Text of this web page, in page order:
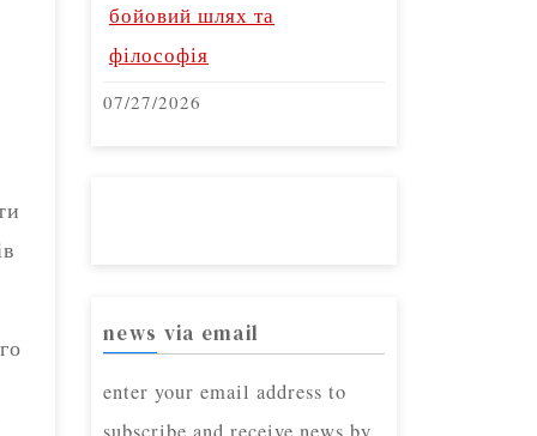
бойовий шлях та
філософія
07/27/2026
news via email
enter your email address to